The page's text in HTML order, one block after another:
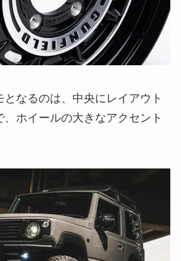
なるのは、中央にレイアウト
、ホイールの大きなアクセント